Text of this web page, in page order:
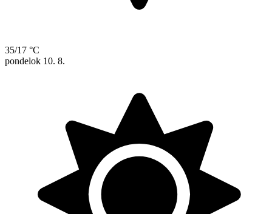
35/17 °C
pondelok 10. 8.